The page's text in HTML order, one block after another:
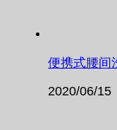
便携式腰间
2020/06/15